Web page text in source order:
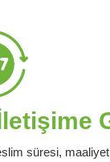
süresi, maaliyet